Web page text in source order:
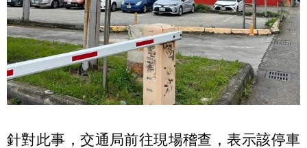
針對此事，交通局前往現場稽查，表示該停車